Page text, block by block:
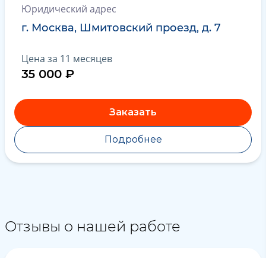
Юридический адрес
г. Москва, Шмитовский проезд, д. 7
Цена за 11 месяцев
35 000 ₽
Заказать
Подробнее
Отзывы о нашей работе